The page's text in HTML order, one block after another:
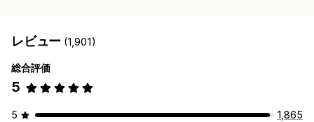
レビュー (1,901)
総合評価
5
5
1,865